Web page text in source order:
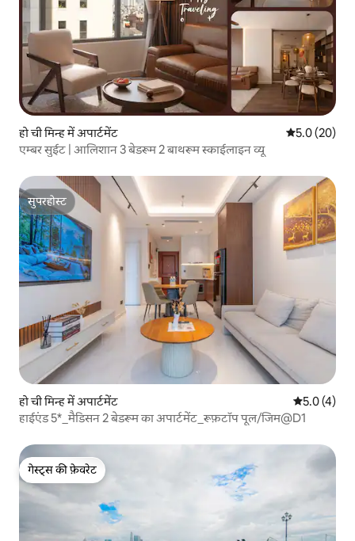
हो ची मिन्ह में अपार्टमेंट औसत रेटिंग 5
5.0 (20)
एम्बर सुईट | आलिशान 3 बेडरूम 2 बाथरूम स्काईलाइन व्यू
सुपरहोस्ट
सुपरहोस्ट
हो ची मिन्ह में अपार्टमेंट औसत रेटिंग 5
5.0 (4)
हाईएंड 5*_मैडिसन 2 बेडरूम का अपार्टमेंट_रूफ़टॉप पूल/जिम@D1
गेस्ट्स की फ़ेवरेट
गेस्ट्स की फ़ेवरेट